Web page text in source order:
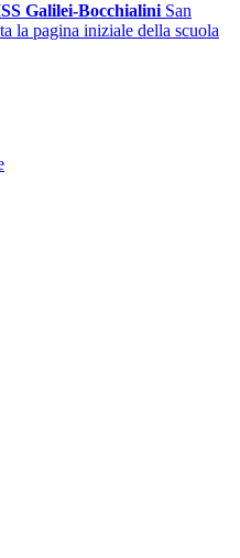
Galilei-Bocchialini San
la pagina iniziale della scuola